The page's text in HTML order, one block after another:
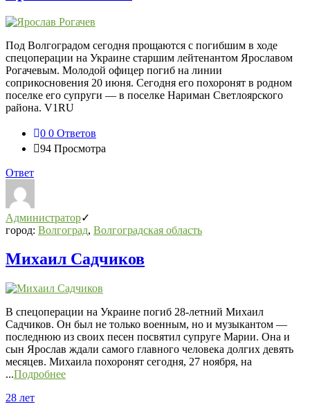
Под Волгоградом сегодня прощаются с погибшим в ходе
спецоперации на Украине старшим лейтенантом Ярославом
Рогачевым. Молодой офицер погиб на линии
соприкосновения 20 июня. Сегодня его похоронят в родном
поселке его супруги — в поселке Нариман Светлоярского
района. V1RU
0 0 Ответов
94 Просмотра
Ответ
Администратор
город: Волгоград, Волгоградская область
Михаил Садчиков
В спецоперации на Украине погиб 28-летний Михаил
Садчиков. Он был не только военным, но и музыкантом —
последнюю из своих песен посвятил супруге Марии. Она и
сын Ярослав ждали самого главного человека долгих девять
месяцев. Михаила похоронят сегодня, 27 ноября, на
...Подробнее
28 лет